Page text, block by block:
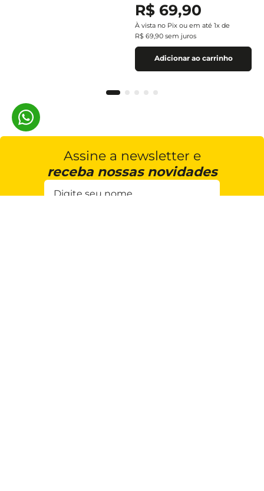
R$ 69,90
À vista no Pix ou em até 1x de
R$ 69,90 sem juros
Adicionar ao carrinho
Assine a newsletter e
receba nossas novidades